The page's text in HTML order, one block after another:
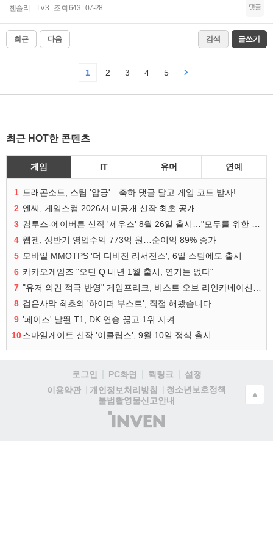
첸슬리 Lv.3 조회 643 07-28 댓글
최근 다음 검색 글쓰기
1 2 3 4 5
최근 HOT한 콘텐츠
게임 IT 유머 연예
1 드래곤소드, 스팀 '압긍'…축하 댓글 달고 게임 코드 받자!
2 엔씨, 게임스컴 2026서 미공개 신작 최초 공개
3
4 웹젠, 상반기 영업수익 773억 원…순이익 89% 증가
5 모바일 MMOTPS '더 디비전 리서전스', 6일 스팀에도 출시
6 카카오게임즈 "오딘 Q 내년 1월 출시, 연기는 없다"
7
8 검은사막 최초의 '하이퍼 부스트', 직접 해봤습니다
9 '페이즈' 날뛴 T1, DK 연승 끊고 1위 지켜
10스마일게이트 신작 '이클립스', 9월 10일 정식 출시
로그인 PC화면 퀵링크
설정
이용약관
개인정보처리방침
청소년보호정책
불법촬영물신고안내
(주)
인
▲